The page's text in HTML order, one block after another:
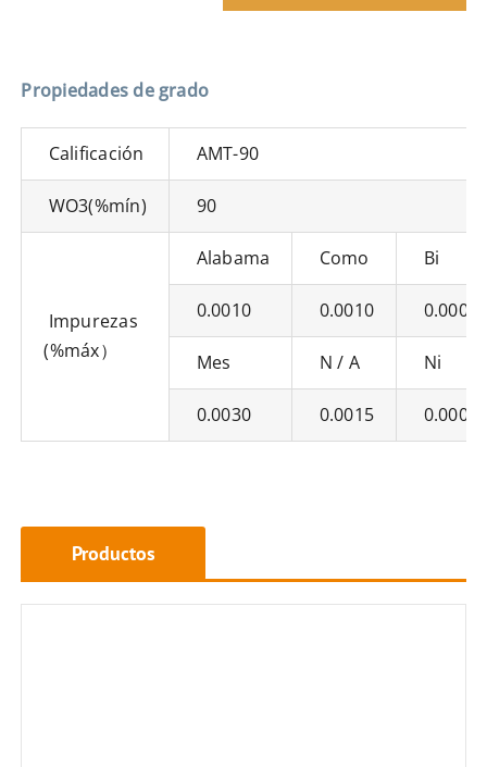
Propiedades de grado
Calificación AMT-90
WO3(%mín) 90
Impurezas
(%máx）
Alabama Como Bi
0.0010 0.0010 0.0001
Mes N / A Ni
0.0030 0.0015 0.0005
Productos
relacionados